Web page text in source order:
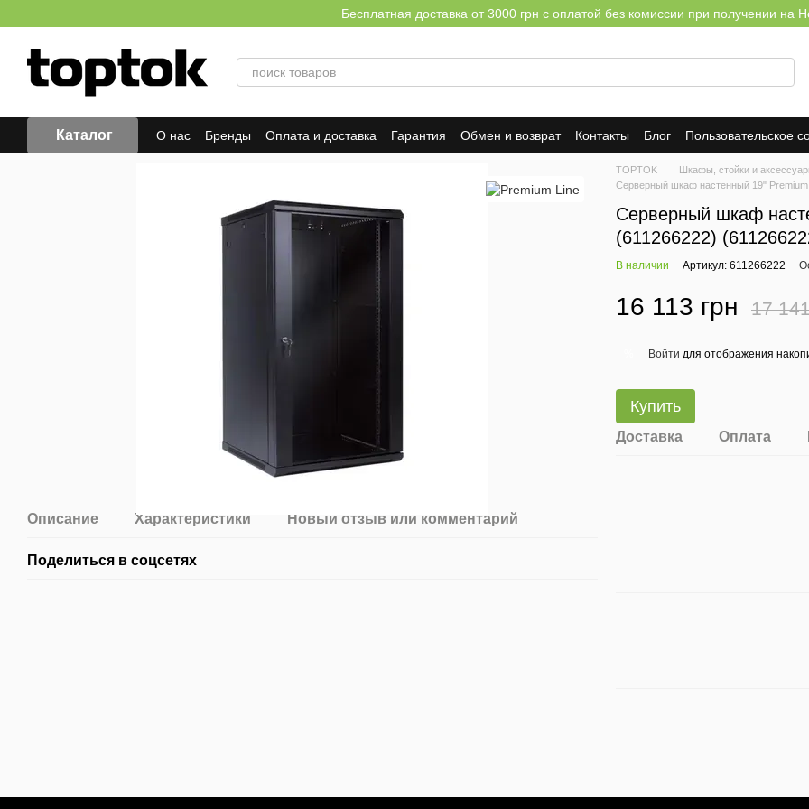
Бесплатная доставка от 3000 грн с оплатой без комиссии при получении на
Каталог О нас Бренды Оплата и доставка Гарантия Обмен и возврат Контакты Блог
Пользовательское
Отзывы о магазине
Описание Характеристики Новый отзыв или комментарий
Поделиться в соцсетях
TOPTOK Шкафы, стойки и
Серверный шкаф настенный 19" Premium
Серверный шкаф
(611266222)
В наличии Артикул: 611266222
16 113 грн 17
Войти для отображения
Купить
Доставка Оплата